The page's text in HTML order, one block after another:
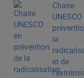
Chaire
UNESCO
la
et de